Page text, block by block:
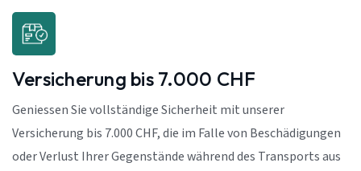
Versicherung bis 7.000 CHF
Geniessen Sie vollständige Sicherheit mit unserer
Versicherung bis 7.000 CHF, die im Falle von Beschädigungen
oder Verlust Ihrer Gegenstände während des Transports aus